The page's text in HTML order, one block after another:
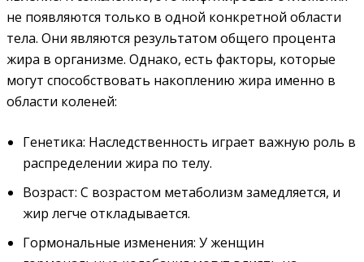
не появляются только в одной конкретной области
тела. Они являются результатом общего процента
жира в организме. Однако, есть факторы, которые
могут способствовать накоплению жира именно в
области коленей:
Генетика: Наследственность играет важную роль в
распределении жира по телу.
Возраст: С возрастом метаболизм замедляется, и
жир легче откладывается.
Гормональные изменения: У женщин